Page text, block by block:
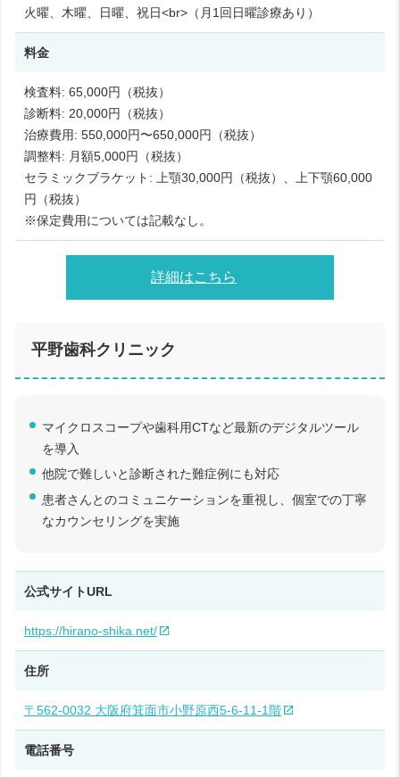
火曜、木曜、日曜、祝日<br>（月1回日曜診療あり）
料金
検査料: 65,000円（税抜）
診断料: 20,000円（税抜）
治療費用: 550,000円〜650,000円（税抜）
調整料: 月額5,000円（税抜）
セラミックブラケット: 上顎30,000円（税抜）、上下顎60,000
円（税抜）
※保定費用については記載なし。
詳細はこちら
平野歯科クリニック
マイクロスコープや歯科用CTなど最新のデジタルツール
を導入
他院で難しいと診断された難症例にも対応
患者さんとのコミュニケーションを重視し、個室での丁寧
なカウンセリングを実施
公式サイトURL
https://hirano-shika.net/
住所
〒562-0032 大阪府箕面市小野原西5-6-11-1階
電話番号